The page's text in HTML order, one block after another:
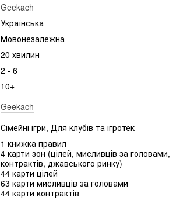
Geekach
Українська
Мовонезалежна
20 хвилин
2 - 6
10+
Geekach
Сімейні ігри, Для клубів та ігротек
1 книжка правил
4 карти зон (цілей, мисливців за головами,
контрактів, джавського ринку)
44 карти цілей
63 карти мисливців за головами
44 карти контрактів